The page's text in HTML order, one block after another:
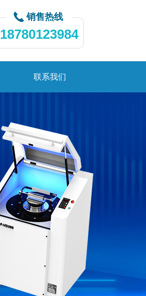
销售热线
18780123984
联系我们